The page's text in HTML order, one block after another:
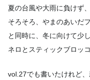
夏の台風や大雨に負けず
そろそろ、やまのあいだ
と同時に、冬に向けて少
ネロとスティックブロッ
vol.27でも書いたけれど、